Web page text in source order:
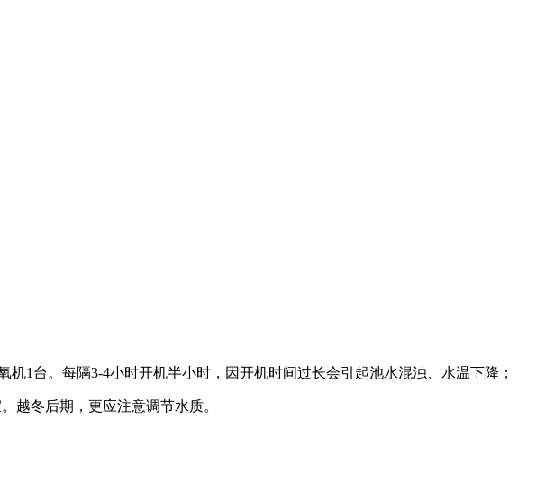
1台。每隔3-4小时开机半小时，因开机时间过长会引起池水混浊、水温下降；
越冬后期，更应注意调节水质。